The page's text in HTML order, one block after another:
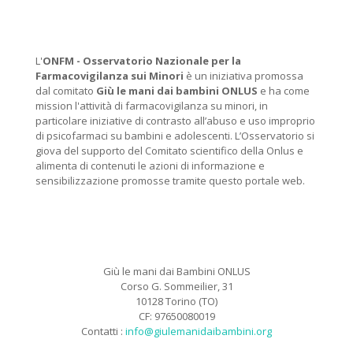
L'ONFM - Osservatorio Nazionale per la
Farmacovigilanza sui Minori è un iniziativa promossa
dal comitato Giù le mani dai bambini ONLUS e ha come
mission l'attività di farmacovigilanza su minori, in
particolare iniziative di contrasto all’abuso e uso improprio
di psicofarmaci su bambini e adolescenti. L’Osservatorio si
giova del supporto del Comitato scientifico della Onlus e
alimenta di contenuti le azioni di informazione e
sensibilizzazione promosse tramite questo portale web.
Giù le mani dai Bambini ONLUS
Corso G. Sommeilier, 31
10128 Torino (TO)
CF: 97650080019
Contatti : info@giulemanidaibambini.org